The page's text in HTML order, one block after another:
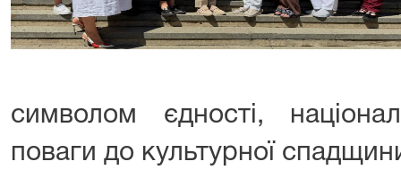
символом єдності,
поваги до культурної